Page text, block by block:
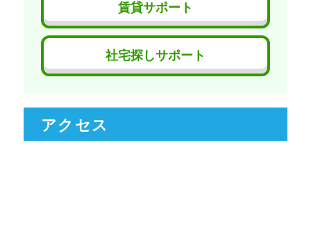
賃貸サポート
社宅探しサポート
アクセス